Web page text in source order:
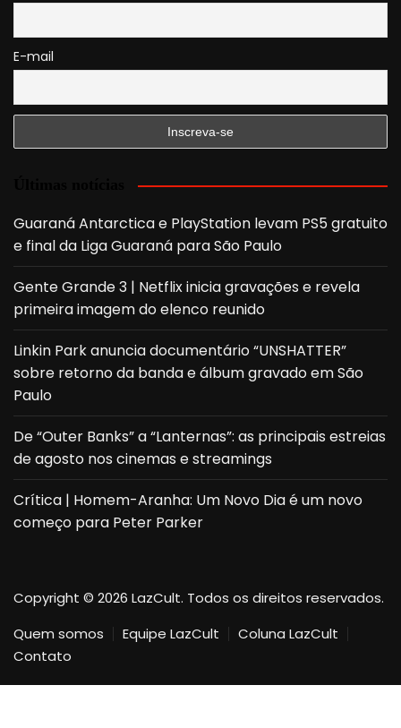
E-mail
Guaraná Antarctica e PlayStation levam PS5 gratuito
e final da Liga Guaraná para São Paulo
Gente Grande 3 | Netflix inicia gravações e revela
primeira imagem do elenco reunido
Linkin Park anuncia documentário “UNSHATTER”
sobre retorno da banda e álbum gravado em São
Paulo
De “Outer Banks” a “Lanternas”: as principais estreias
de agosto nos cinemas e streamings
Crítica | Homem-Aranha: Um Novo Dia é um novo
começo para Peter Parker
Copyright © 2026 LazCult. Todos os direitos reservados.
Quem somos
Equipe LazCult
Coluna LazCult
Contato